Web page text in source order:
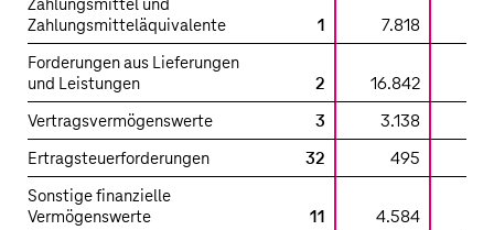
Zahlungsmittel und
Zahlungsmitteläquivalente
1 7.818
Forderungen aus Lieferungen
und Leistungen
2 16.842
Vertragsvermögenswerte
3 3.138
Ertragsteuerforderungen
32 495
Sonstige finanzielle
Vermögenswerte
11 4.584